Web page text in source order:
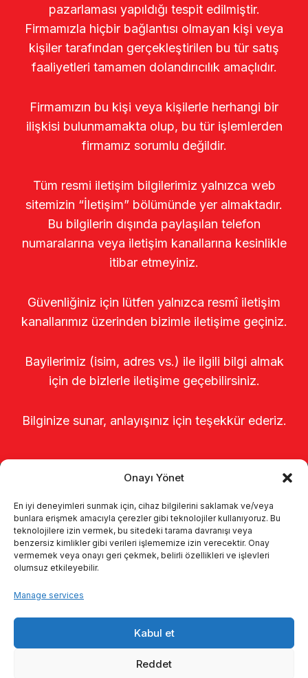
Onayı Yönet
En iyi deneyimleri sunmak için, cihaz bilgilerini saklamak ve/veya
bunlara erişmek amacıyla çerezler gibi teknolojiler kullanıyoruz. Bu
teknolojilere izin vermek, bu sitedeki tarama davranışı veya
benzersiz kimlikler gibi verileri işlememize izin verecektir. Onay
vermemek veya onayı geri çekmek, belirli özellikleri ve işlevleri
olumsuz etkileyebilir.
Manage services
Kabul et
Reddet
pazarlaması yapıldığı tespit edilmiştir.
Firmamızla hiçbir bağlantısı olmayan kişi veya
kişiler tarafından gerçekleştirilen bu tür satış
faaliyetleri tamamen dolandırıcılık amaçlıdır.
Firmamızın bu kişi veya kişilerle herhangi bir
ilişkisi bulunmamakta olup, bu tür işlemlerden
firmamız sorumlu değildir.
Tüm resmi iletişim bilgilerimiz yalnızca web
sitemizin “İletişim” bölümünde yer almaktadır.
Bu bilgilerin dışında paylaşılan telefon
numaralarına veya iletişim kanallarına kesinlikle
itibar etmeyiniz.
Güvenliğiniz için lütfen yalnızca resmî iletişim
kanallarımız üzerinden bizimle iletişime geçiniz.
Bayilerimiz (isim, adres vs.) ile ilgili bilgi almak
için de bizlerle iletişime geçebilirsiniz.
Bilginize sunar, anlayışınız için teşekkür ederiz.
Главная о нас
Продукты
Коммуникация